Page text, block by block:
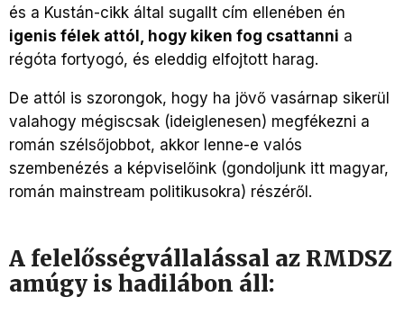
és a Kustán-cikk által sugallt cím ellenében én
igenis félek attól, hogy kiken fog csattanni a
régóta fortyogó, és eleddig elfojtott harag.
De attól is szorongok, hogy ha jövő vasárnap sikerül
valahogy mégiscsak (ideiglenesen) megfékezni a
román szélsőjobbot, akkor lenne-e valós
szembenézés a képviselőink (gondoljunk itt magyar,
román mainstream politikusokra) részéről.
A felelősségvállalással az RMDSZ
amúgy is hadilábon áll: